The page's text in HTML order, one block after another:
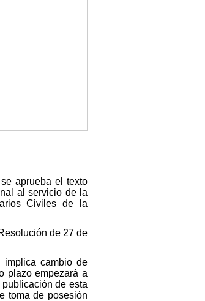
aprueba el texto
al servicio de la
Civiles de la
de 27 de
cambio de
plazo empezará a
de esta
toma de posesión